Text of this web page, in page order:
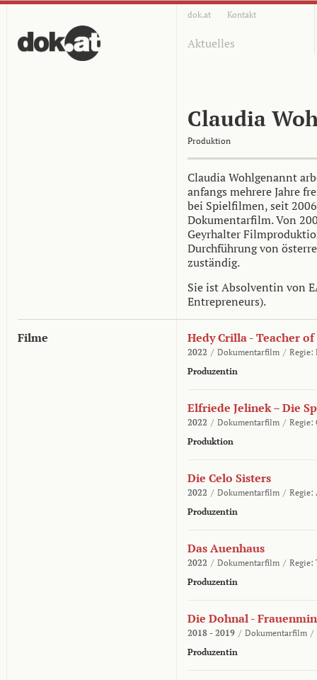
dok.at Kontakt
Aktuelles
Claudia
Produktion
Claudia Wohlgenannt
anfangs mehrere Jahre
bei Spielfilmen, seit
Dokumentarfilm. Von
Geyrhalter
Durchführung von
zuständig.
Sie ist Absolventin von
Entrepreneurs).
Filme Hedy Crilla - Teacher
2022 / Dokumentarfilm / Regie:
Produzentin
Elfriede Jelinek – Die
2022 / Dokumentarfilm / Regie:
Produktion
Die Celo Sisters
2022 / Dokumentarfilm / Regie:
Produzentin
Das Auenhaus
2022 / Dokumentarfilm / Regie:
Produzentin
Die Dohnal -
2018 - 2019 / Dokumentarfilm /
Produzentin